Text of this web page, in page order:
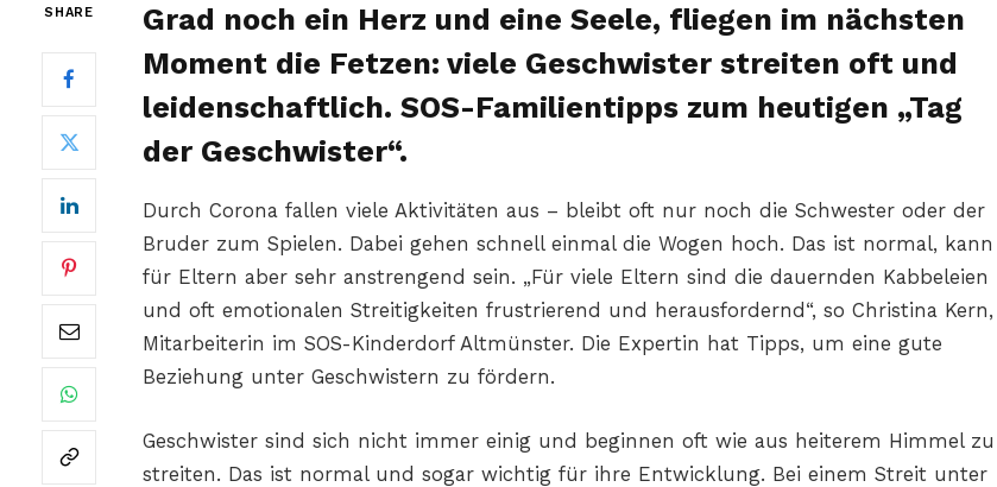
SHARE
Grad noch ein Herz und eine Seele, fliegen im nächsten
Moment die Fetzen: viele Geschwister streiten oft und
leidenschaftlich. SOS-Familientipps zum heutigen „Tag
der Geschwister“.
Durch Corona fallen viele Aktivitäten aus – bleibt oft nur noch die Schwester oder der
Bruder zum Spielen. Dabei gehen schnell einmal die Wogen hoch. Das ist normal, kann
für Eltern aber sehr anstrengend sein. „Für viele Eltern sind die dauernden Kabbeleien
und oft emotionalen Streitigkeiten frustrierend und herausfordernd“, so Christina Kern,
Mitarbeiterin im SOS-Kinderdorf Altmünster. Die Expertin hat Tipps, um eine gute
Beziehung unter Geschwistern zu fördern.
Geschwister sind sich nicht immer einig und beginnen oft wie aus heiterem Himmel zu
streiten. Das ist normal und sogar wichtig für ihre Entwicklung. Bei einem Streit unter